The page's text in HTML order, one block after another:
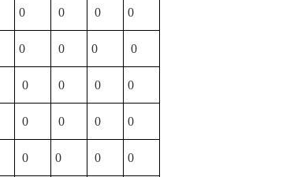
0 0 0 0
0 0 0 0
0 0 0 0
0 0 0 0
0 0 0 0